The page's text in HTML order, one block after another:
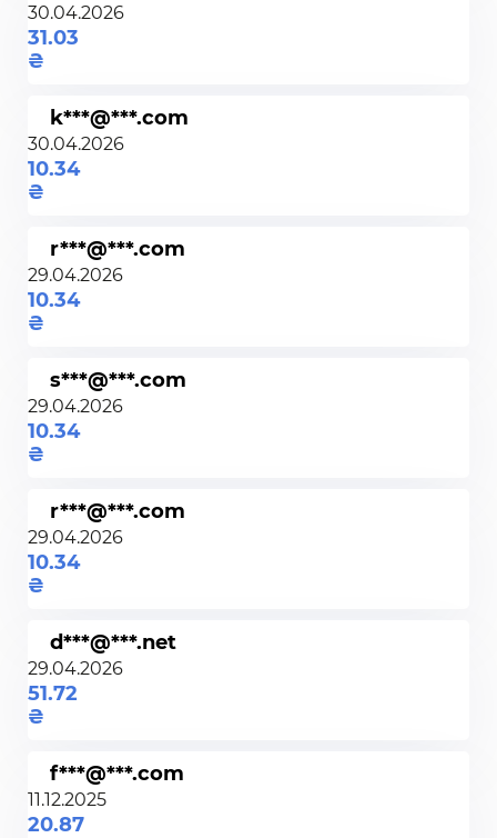
30.04.2026
31.03
k***@***.com
30.04.2026
10.34
r***@***.com
29.04.2026
10.34
s***@***.com
29.04.2026
10.34
r***@***.com
29.04.2026
10.34
d***@***.net
29.04.2026
51.72
f***@***.com
11.12.2025
20.87